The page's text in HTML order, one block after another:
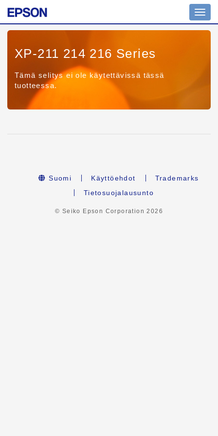
XP-211 214 216 Series
Tämä selitys ei ole käytettävissä tässä
tuotteessa.
Suomi Käyttöehdot
Trademarks
Tietosuojalausunto
© Seiko Epson Corporation2026